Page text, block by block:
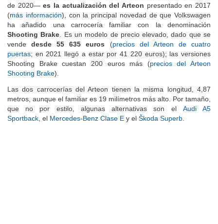
de 2020—es la actualización del Arteon presentado en 2017
(más información), con la principal novedad de que Volkswagen
ha añadido una carrocería familiar con la denominación
Shooting Brake . Es un modelo de precio elevado, dado que se
vendedesde 55 635 euros (precios del Arteon de cuatro
puertas; en 2021 llegó a estar por 41 220 euros); las versiones
Shooting Brake cuestan 200 euros más (precios del Arteon
Shooting Brake).
Las dos carrocerías del Arteon tienen la misma longitud, 4,87
metros, aunque el familiar es 19 milímetros más alto. Por tamaño,
que no por estilo, algunas alternativas son el Audi A5
Sportback , el Mercedes-Benz Clase E y el Škoda Superb